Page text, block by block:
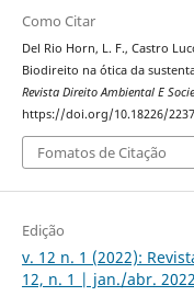
Como Citar
Del Rio Horn, L. F., Castro
Biodireito na ótica da
Revista Direito Ambiental E
https://doi.org/10.18226/
Fomatos de Citação
Edição
v. 12 n. 1 (2022):
12, n. 1 | jan./abr. 2022